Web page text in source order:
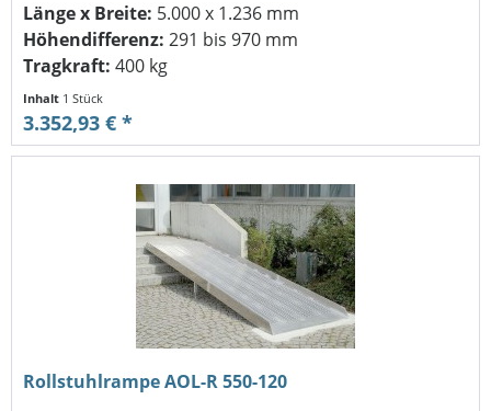
Länge x Breite: 5.000 x 1.236 mm
Höhendifferenz: 291 bis 970 mm
Tragkraft: 400 kg
Inhalt 1 Stück
3.352,93 € *
Rollstuhlrampe AOL-R 550-120